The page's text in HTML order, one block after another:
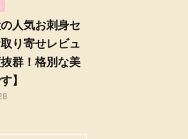
人気お刺身セ
り寄せレビュ
群！格別な美
】